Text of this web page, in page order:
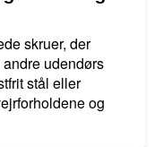
skruer, der
udendørs
stål eller
og